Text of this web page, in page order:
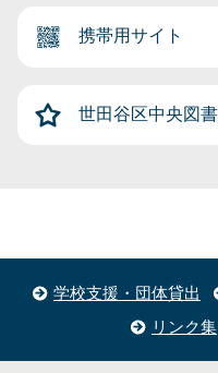
携帯用サイト
世田谷区中央図
学校支援・団体貸出
リンク集